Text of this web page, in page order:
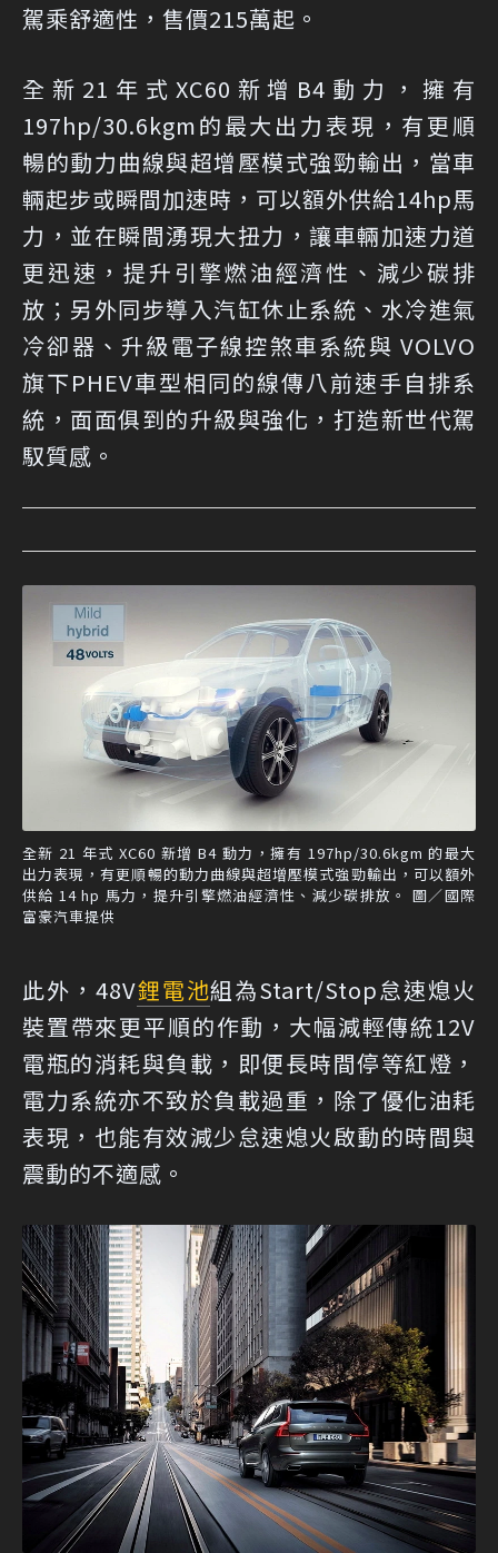
駕乘舒適性，售價215萬起。
全新21年式XC60新增B4動力，擁有
197hp/30.6kgm的最大出力表現，有更順
暢的動力曲線與超增壓模式強勁輸出，當車
輛起步或瞬間加速時，可以額外供給14hp馬
力，並在瞬間湧現大扭力，讓車輛加速力道
更迅速，提升引擎燃油經濟性、減少碳排
放；另外同步導入汽缸休止系統、水冷進氣
冷卻器、升級電子線控煞車系統與 VOLVO
旗下PHEV車型相同的線傳八前速手自排系
統，面面俱到的升級與強化，打造新世代駕
馭質感。
全新 21 年式 XC60 新增 B4 動力，擁有 197hp/30.6kgm 的最大
出力表現，有更順暢的動力曲線與超增壓模式強勁輸出，可以額外
供給 14 hp 馬力，提升引擎燃油經濟性、減少碳排放。 圖／國際
富豪汽車提供
此外，48V鋰電池組為Start/Stop怠速熄火
裝置帶來更平順的作動，大幅減輕傳統12V
電瓶的消耗與負載，即便長時間停等紅燈，
電力系統亦不致於負載過重，除了優化油耗
表現，也能有效減少怠速熄火啟動的時間與
震動的不適感。